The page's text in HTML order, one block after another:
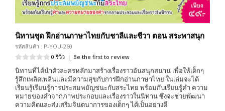
นิทานชุด ฝึกอ่านภาษาไทยกับชาลีและชีวา ตอน สระพาสนุก
รหัสสินค้า : P-YOU-260
0 รีวิว | Be the first to review
นิทานที่ได้นำตัวละครหลักมาสร้างเรื่องราวอันสนุกสนาน เพื่อให้เด็กๆ
รู้สึกเพลิดเพลินและมีความสุขกับการฝึกอ่านภาษาไทย ในเล่มจะได้
เรียนรู้เรียนรู้การประสมพยัญชนะกับสระไทย พร้อมกับเรียนรู้คำ ความ
หมายของคำจากภาพประกอบและเรื่องราวในนิทาน ซึ่งจะช่วยพัฒนา
ความคิดและส่งเสริมจินตนาการของเด็กๆ ได้เป็นอย่างดี